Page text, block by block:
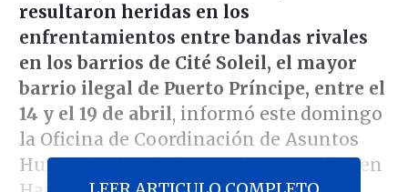
resultaron heridas en los
enfrentamientos entre bandas rivales
en los barrios de Cité Soleil, el mayor
barrio ilegal de Puerto Príncipe, entre el
14 y el 19 de abril, informó este domingo
la Oficina de Coordinación de Asuntos
Humanitarios de las Naciones Unidas en